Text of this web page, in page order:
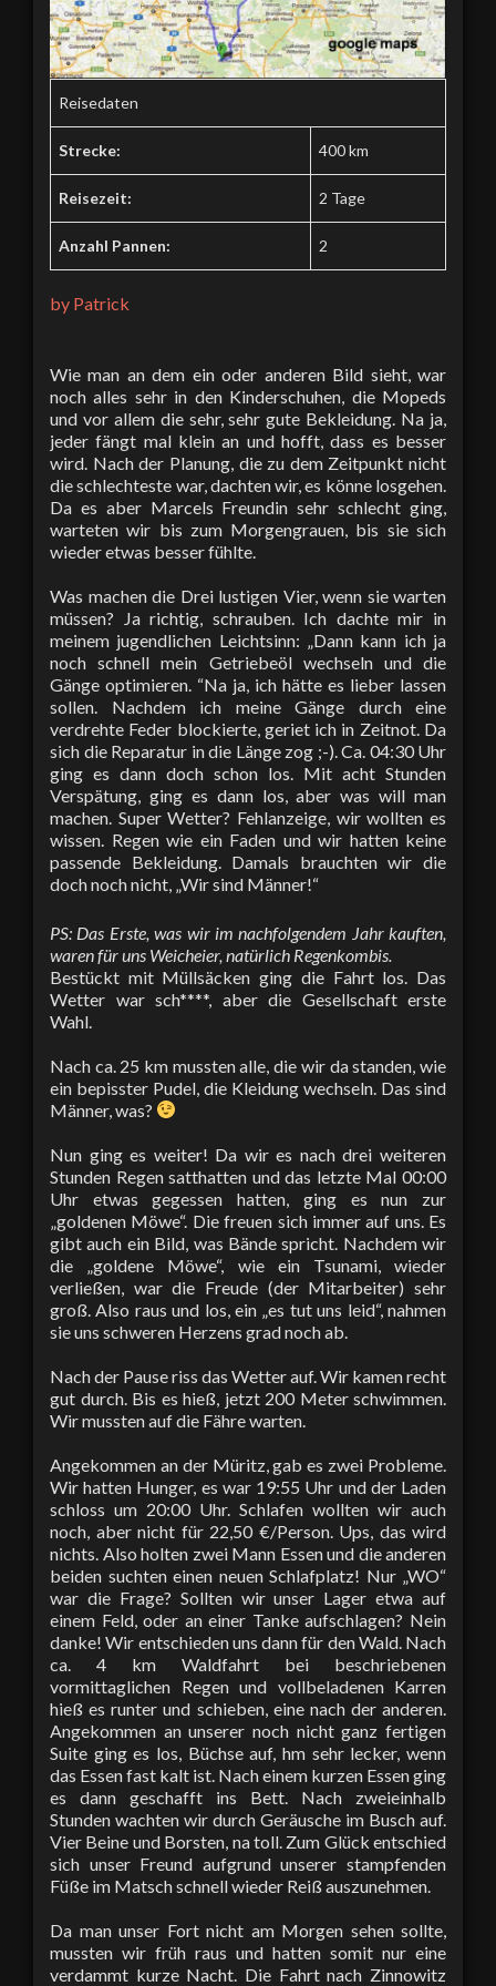
Reisedaten
Strecke: 400 km
Reisezeit: 2 Tage
Anzahl Pannen: 2
by Patrick
Wie man an dem ein oder anderen Bild sieht, war
noch alles sehr in den Kinderschuhen, die Mopeds
und vor allem die sehr, sehr gute Bekleidung. Na ja,
jeder fängt mal klein an und hofft, dass es besser
wird. Nach der Planung, die zu dem Zeitpunkt nicht
die schlechteste war, dachten wir, es könne losgehen.
Da es aber Marcels Freundin sehr schlecht ging,
warteten wir bis zum Morgengrauen, bis sie sich
wieder etwas besser fühlte.
Was machen die Drei lustigen Vier, wenn sie warten
müssen? Ja richtig, schrauben. Ich dachte mir in
meinem jugendlichen Leichtsinn: „Dann kann ich ja
noch schnell mein Getriebeöl wechseln und die
Gänge optimieren. “Na ja, ich hätte es lieber lassen
sollen. Nachdem ich meine Gänge durch eine
verdrehte Feder blockierte, geriet ich in Zeitnot. Da
sich die Reparatur in die Länge zog ;-). Ca. 04:30 Uhr
ging es dann doch schon los. Mit acht Stunden
Verspätung, ging es dann los, aber was will man
machen. Super Wetter? Fehlanzeige, wir wollten es
wissen. Regen wie ein Faden und wir hatten keine
passende Bekleidung. Damals brauchten wir die
doch noch nicht, „Wir sind Männer!“
PS: Das Erste, was wir im nachfolgendem Jahr kauften,
waren für uns Weicheier, natürlich Regenkombis.
Bestückt mit Müllsäcken ging die Fahrt los. Das
Wetter war sch****, aber die Gesellschaft erste
Wahl.
Nach ca. 25 km mussten alle, die wir da standen, wie
ein bepisster Pudel, die Kleidung wechseln. Das sind
Männer, was?
Nun ging es weiter! Da wir es nach drei weiteren
Stunden Regen satthatten und das letzte Mal 00:00
Uhr etwas gegessen hatten, ging es nun zur
„goldenen Möwe“. Die freuen sich immer auf uns. Es
gibt auch ein Bild, was Bände spricht. Nachdem wir
die „goldene Möwe“, wie ein Tsunami, wieder
verließen, war die Freude (der Mitarbeiter) sehr
groß. Also raus und los, ein „es tut uns leid“, nahmen
sie uns schweren Herzens grad noch ab.
Nach der Pause riss das Wetter auf. Wir kamen recht
gut durch. Bis es hieß, jetzt 200 Meter schwimmen.
Wir mussten auf die Fähre warten.
Angekommen an der Müritz, gab es zwei Probleme.
Wir hatten Hunger, es war 19:55 Uhr und der Laden
schloss um 20:00 Uhr. Schlafen wollten wir auch
noch, aber nicht für 22,50 €/Person. Ups, das wird
nichts. Also holten zwei Mann Essen und die anderen
beiden suchten einen neuen Schlafplatz! Nur „WO“
war die Frage? Sollten wir unser Lager etwa auf
einem Feld, oder an einer Tanke aufschlagen? Nein
danke! Wir entschieden uns dann für den Wald. Nach
ca. 4 km Waldfahrt bei beschriebenen
vormittaglichen Regen und vollbeladenen Karren
hieß es runter und schieben, eine nach der anderen.
Angekommen an unserer noch nicht ganz fertigen
Suite ging es los, Büchse auf, hm sehr lecker, wenn
das Essen fast kalt ist. Nach einem kurzen Essen ging
es dann geschafft ins Bett. Nach zweieinhalb
Stunden wachten wir durch Geräusche im Busch auf.
Vier Beine und Borsten, na toll. Zum Glück entschied
sich unser Freund aufgrund unserer stampfenden
Füße im Matsch schnell wieder Reiß auszunehmen.
Da man unser Fort nicht am Morgen sehen sollte,
mussten wir früh raus und hatten somit nur eine
verdammt kurze Nacht. Die Fahrt nach Zinnowitz